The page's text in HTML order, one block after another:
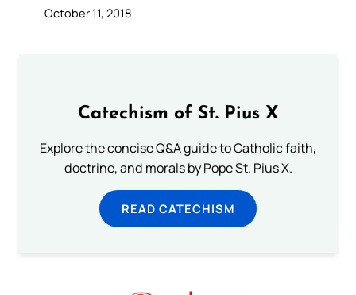
October 11, 2018
Catechism of St. Pius X
Explore the concise Q&A guide to Catholic faith,
doctrine, and morals by Pope St. Pius X.
READ CATECHISM